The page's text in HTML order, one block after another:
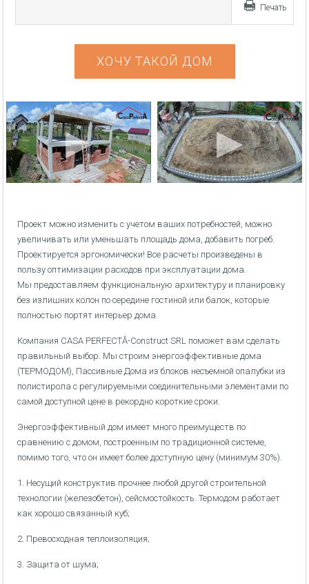
Печать
ХОЧУ ТАКОЙ ДОМ
Проект можно изменить с учетом ваших потребностей, можно
увеличивать или уменьшать площадь дома, добавить погреб.
Проектируется эргономически! Все расчеты произведены в
пользу оптимизации расходов при эксплуатации дома.
Мы предоставляем функциональную архитектуру и планировку
без излишних колон по середине гостиной или балок, которые
полностью портят интерьер дома.
Компания CASA PERFECTĂ-Construct SRL поможет вам сделать
правильный выбор. Мы строим энергоэффективные дома
(ТЕРМОДОМ), Пассивные Дома из блоков несъемной опалубки из
полистирола с регулируемыми соединительными элементами по
самой доступной цене в рекордно короткие сроки.
Энергоэффективный дом имеет много преимуществ по
сравнению с домом, построенным по традиционной системе,
помимо того, что он имеет более доступную цену (минимум 30%).
1. Несущий конструктив прочнее любой другой строительной
технологии (железобетон), сейсмостойкость. Термодом работает
как хорошо связанный куб;
2. Превосходная теплоизоляция;
3. Защита от шума;